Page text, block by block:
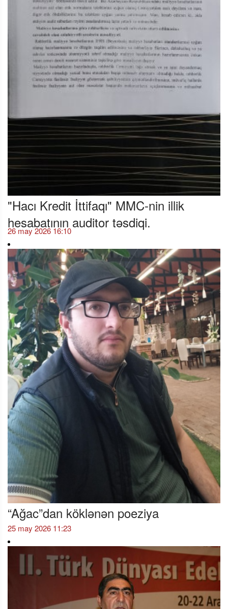
"Hacı Kredit İttifaqı" MMC-nin illik
hesabatının auditor təsdiqi.
26 may 2026 16:10
“Ağac”dan köklənən poeziya
25 may 2026 11:23